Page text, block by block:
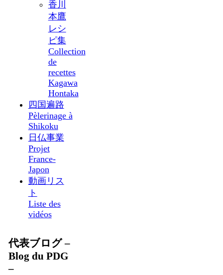
香川
本鷹
レシ
ピ集
Collection
de
recettes
Kagawa
Hontaka
四国遍路
Pèlerinage à
Shikoku
日仏事業
Projet
France-
Japon
動画リス
ト
Liste des
vidéos
代表ブログ –
Blog du PDG
–